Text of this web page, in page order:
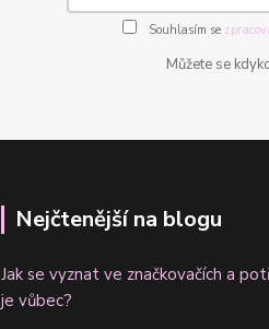
Souhlasím se
Můžete se
Nejčtenější na blogu
Jak se vyznat ve značkovačích a
je vůbec?